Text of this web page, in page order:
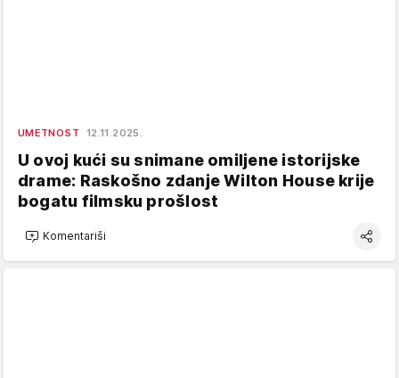
UMETNOST 12.11.2025.
U ovoj kući su snimane omiljene istorijske
drame: Raskošno zdanje Wilton House krije
bogatu filmsku prošlost
Komentariši